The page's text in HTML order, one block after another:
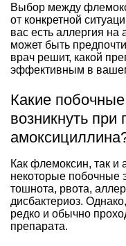
Выбор между
от конкретной
вас есть аллергия
может быть
врач решит, какой
эффективным в
Какие
возникнуть
Как флемоксин, так и
некоторые побочные
тошнота, рвота,
дисбактериоз.
редко и обычно
препарата.